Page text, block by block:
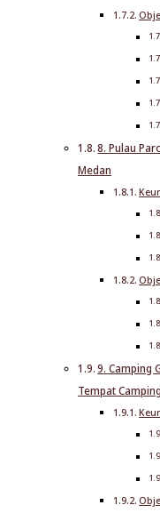
8. Pulau
Medan
9. Camping
Tempat